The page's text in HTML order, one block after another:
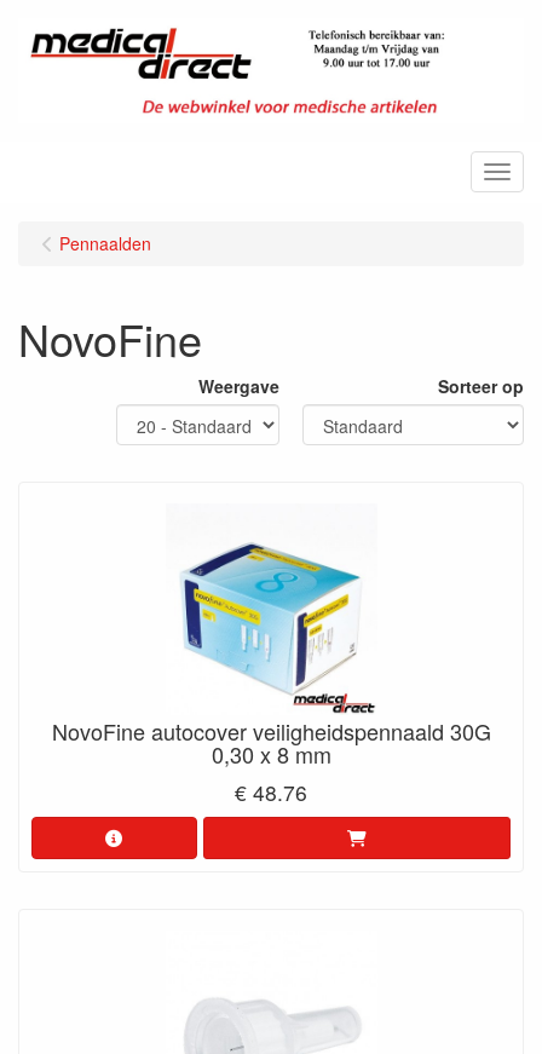
Menu
Pennaalden
NovoFine
Weergave Sorteer op
NovoFine autocover veiligheidspennaald 30G
0,30 x 8 mm
€ 48.76